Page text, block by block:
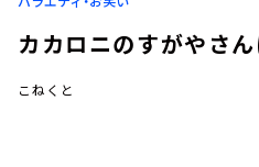
カカロニのすがやさん
こねくと